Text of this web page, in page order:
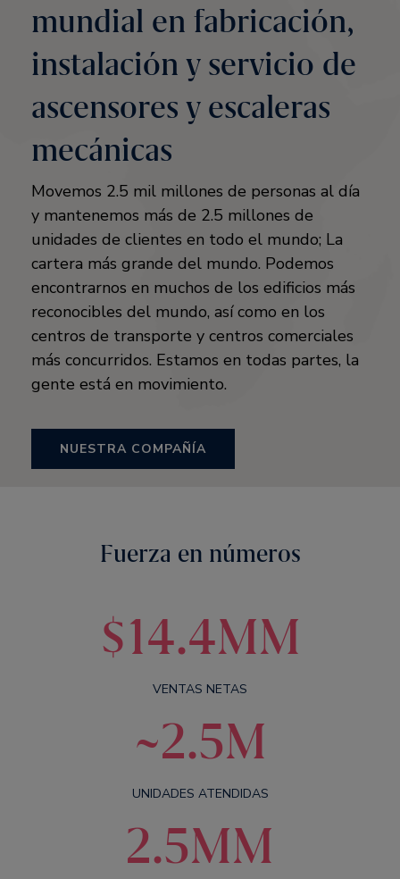
mundial en fabricación,
instalación y servicio de
ascensores y escaleras
mecánicas
Movemos 2.5 mil millones de personas al día
y mantenemos más de 2.5 millones de
unidades de clientes en todo el mundo; La
cartera más grande del mundo. Podemos
encontrarnos en muchos de los edificios más
reconocibles del mundo, así como en los
centros de transporte y centros comerciales
más concurridos. Estamos en todas partes, la
gente está en movimiento.
NUESTRA COMPAÑÍA
Fuerza en números
$14.4MM
VENTAS NETAS
~2.5M
UNIDADES ATENDIDAS
2.5MM